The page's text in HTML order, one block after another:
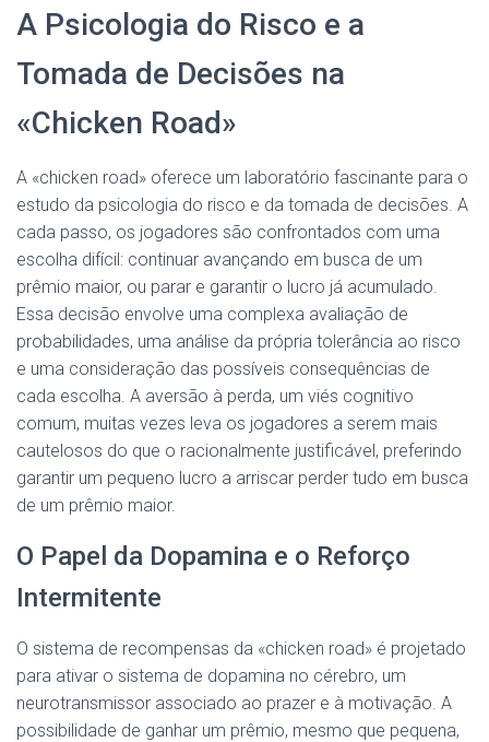
A Psicologia do Risco e a
Tomada de Decisões na
«Chicken Road»
A «chicken road» oferece um laboratório fascinante para o
estudo da psicologia do risco e da tomada de decisões. A
cada passo, os jogadores são confrontados com uma
escolha difícil: continuar avançando em busca de um
prêmio maior, ou parar e garantir o lucro já acumulado.
Essa decisão envolve uma complexa avaliação de
probabilidades, uma análise da própria tolerância ao risco
e uma consideração das possíveis consequências de
cada escolha. A aversão à perda, um viés cognitivo
comum, muitas vezes leva os jogadores a serem mais
cautelosos do que o racionalmente justificável, preferindo
garantir um pequeno lucro a arriscar perder tudo em busca
de um prêmio maior.
O Papel da Dopamina e o Reforço
Intermitente
O sistema de recompensas da «chicken road» é projetado
para ativar o sistema de dopamina no cérebro, um
neurotransmissor associado ao prazer e à motivação. A
possibilidade de ganhar um prêmio, mesmo que pequena,